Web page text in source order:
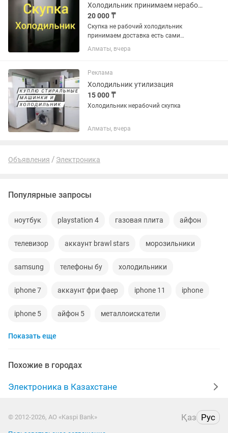
Холодильник принимаем нерабочие
20 000 ₸
Скупка не рабочий холодильник
принимаем доставка есть сами
забирём
Алматы, вчера
Реклама
Холодильник утилизация
15 000 ₸
Холодильник нерабочий скупка
Алматы, вчера
Объявления Электроника
Популярные запросы
ноутбук playstation 4 газовая плита айфон
телевизор аккаунт brawl stars морозильники
samsung телефоны бу холодильники
iphone 7 аккаунт фри фаер iphone 11 iphone
iphone 5 айфон 5 металлоискатели
видеокарты
материнская плата процессор
Показать еще
Похожие в городах
Электроника в Казахстане
© 2012-2026, АО «Kaspi Bank» Қаз Рус